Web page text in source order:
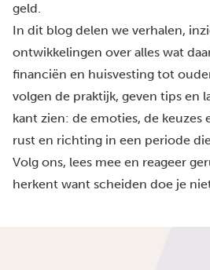
geld.
In dit blog delen we verhalen,
ontwikkelingen over alles wat
financiën en huisvesting tot
volgen de praktijk, geven tips en
kant zien: de emoties, de keuzes
rust en richting in een periode
Volg ons, lees mee en reageer
herkent want scheiden doe je